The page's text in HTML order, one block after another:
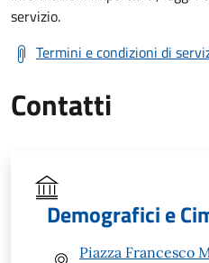
servizio.
Termini e condizioni di
Contatti
Demografici e
Piazza Francesco